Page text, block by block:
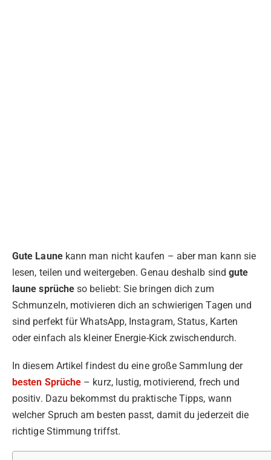
Gute Launekann man nicht kaufen – aber man kann sie
lesen, teilen und weitergeben. Genau deshalb sind gute
laune sprüche so beliebt: Sie bringen dich zum
Schmunzeln, motivieren dich an schwierigen Tagen und
sind perfekt für WhatsApp, Instagram, Status, Karten
oder einfach als kleiner Energie-Kick zwischendurch.
In diesem Artikel findest du eine große Sammlung der
besten Sprüche – kurz, lustig, motivierend, frech und
positiv. Dazu bekommst du praktische Tipps, wann
welcher Spruch am besten passt, damit du jederzeit die
richtige Stimmung triffst.